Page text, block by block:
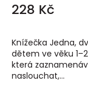
228 Kč
Knížečka Jedna,
dětem ve věku
která
naslouchat,...